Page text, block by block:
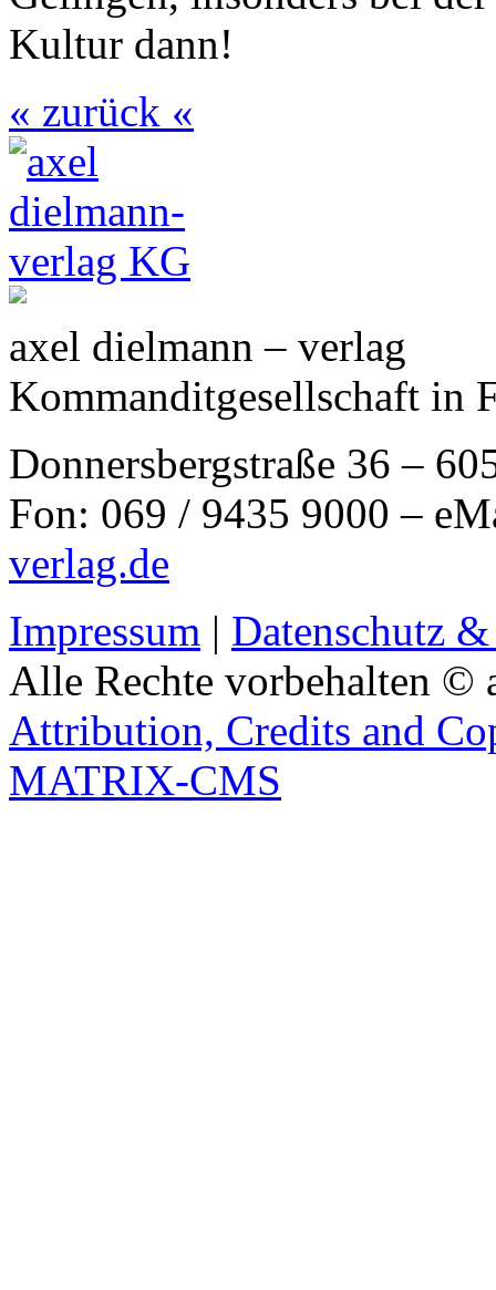
Kultur dann!
« zurück «
axel dielmann – verlag
Kommanditgesellschaft in
Donnersbergstraße 36 –
Fon: 069 / 9435 9000 –
verlag.de
Impressum | Datenschutz
Alle Rechte vorbehalten ©
Attribution, Credits and
MATRIX-CMS